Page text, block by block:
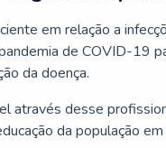
em relação a
de COVID-19
da doença.
através desse
da população